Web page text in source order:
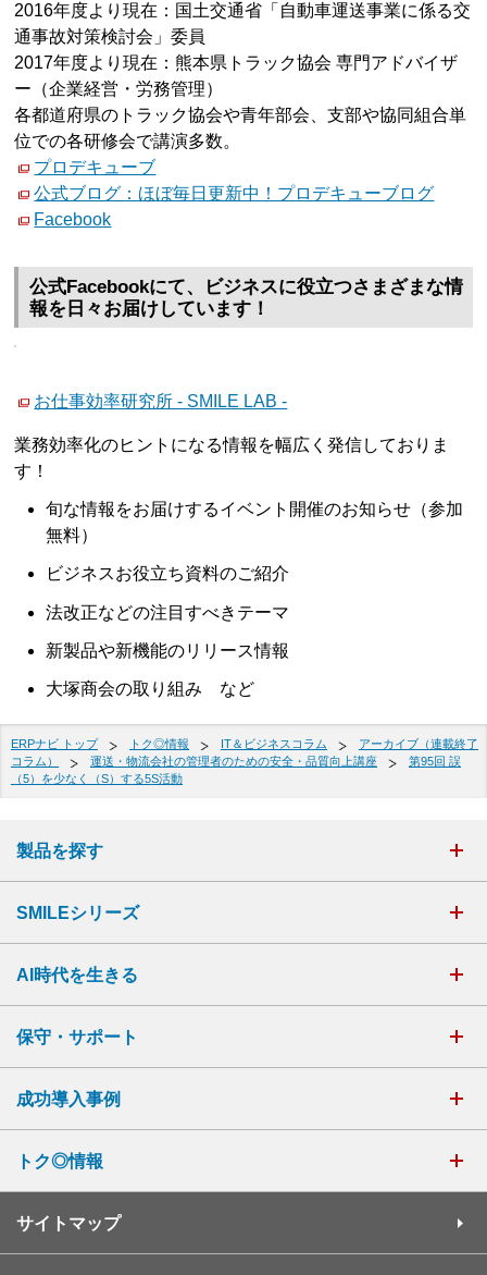
2016年度より現在：国土交通省「自動車運送事業に係る交
通事故対策検討会」委員
2017年度より現在：熊本県トラック協会 専門アドバイザ
ー（企業経営・労務管理）
各都道府県のトラック協会や青年部会、支部や協同組合単
位での各研修会で講演多数。
プロデキューブ
公式ブログ：ほぼ毎日更新中！プロデキューブログ
Facebook
公式Facebookにて、ビジネスに役立つさまざまな情
報を日々お届けしています！
お仕事効率研究所 - SMILE LAB -
業務効率化のヒントになる情報を幅広く発信しておりま
す！
旬な情報をお届けするイベント開催のお知らせ（参加
無料）
ビジネスお役立ち資料のご紹介
法改正などの注目すべきテーマ
新製品や新機能のリリース情報
大塚商会の取り組み など
ERPナビ トップ トク◎情報 IT＆ビジネスコラム
アーカイブ（連載終了
コラム）
運送・物流会社の管理者のための安全・品質向上講座
第95回 誤
（5）を少なく（S）する5S活動
製品を探す
SMILEシリーズ
AI時代を生きる
保守・サポート
成功導入事例
トク◎情報
サイトマップ